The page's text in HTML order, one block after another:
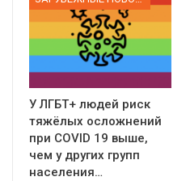
У ЛГБТ+ людей риск
тяжёлых осложнений
при COVID 19 выше,
чем у других групп
населения…